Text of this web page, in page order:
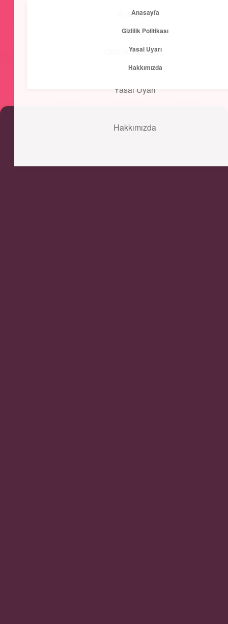
Anasayfa
Gizlilik Politikası
Yasal Uyarı
Hakkımızda
Kısa ve Öz
Anasayfa
Gizlilik Politikası
Yasal Uyarı
Hakkımızda